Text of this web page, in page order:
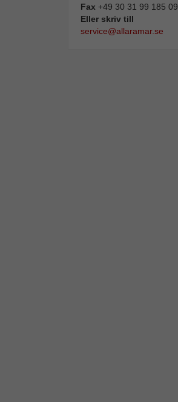
Fax +49 30 31 99 185 09
Eller skriv till
service@allaramar.se